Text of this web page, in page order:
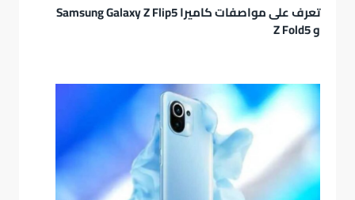
تعرف على مواصفات كاميرا Samsung Galaxy Z Flip5
و Z Fold5